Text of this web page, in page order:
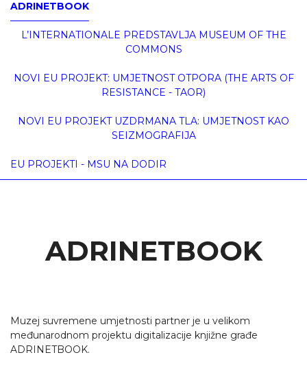
ADRINETBOOK
L’INTERNATIONALE PREDSTAVLJA MUSEUM OF THE
COMMONS
NOVI EU PROJEKT: UMJETNOST OTPORA (THE ARTS OF
RESISTANCE - TAOR)
NOVI EU PROJEKT UZDRMANA TLA: UMJETNOST KAO
SEIZMOGRAFIJA
EU PROJEKTI - MSU NA DODIR
ADRINETBOOK
Muzej suvremene umjetnosti partner je u velikom
međunarodnom projektu digitalizacije knjižne građe
ADRINETBOOK.